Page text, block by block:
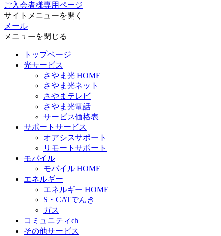
ご入会者様専用ページ
サイトメニューを開く
メール
メニューを閉じる
トップページ
光サービス
さやま光 HOME
さやま光ネット
さやまテレビ
さやま光電話
サービス価格表
サポートサービス
オアシスサポート
リモートサポート
モバイル
モバイル HOME
エネルギー
エネルギー HOME
S・CATでんき
ガス
コミュニティch
その他サービス